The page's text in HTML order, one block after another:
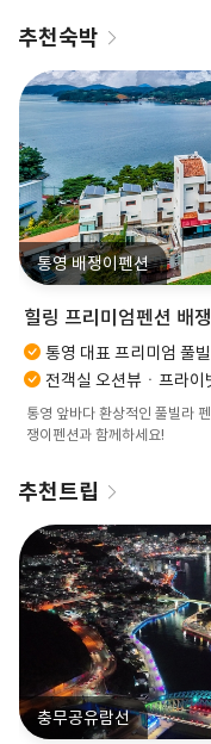
추천숙박
통영 배쟁이펜션
힐링 프리미엄펜션 배
통영 대표 프리미엄 풀
전객실 오션뷰ㆍ프라이
통영 앞바다 환상적인 풀빌라
쟁이펜션과 함께하세요!
추천트립
충무공유람선